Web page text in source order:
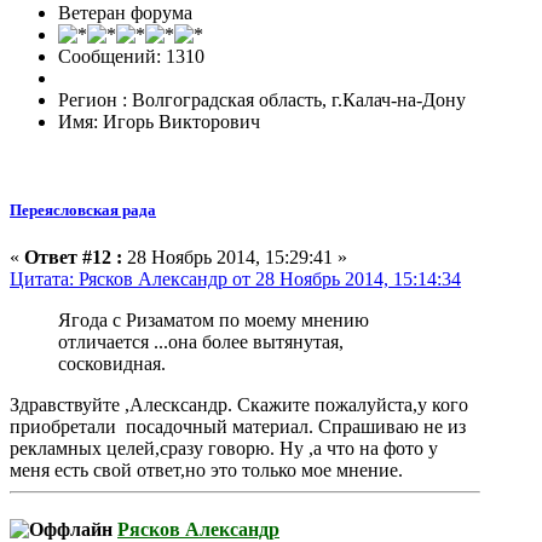
Ветеран форума
Сообщений: 1310
Регион : Волгоградская область, г.Калач-на-Дону
Имя: Игорь Викторович
Переясловская рада
« Ответ #12 : 28 Ноябрь 2014, 15:29:41 »
Цитата: Рясков Александр от 28 Ноябрь 2014, 15:14:34
Ягода с Ризаматом по моему мнению
отличается ...она более вытянутая,
сосковидная.
Здравствуйте ,Алесксандр. Скажите пожалуйста,у кого
приобретали посадочный материал. Спрашиваю не из
рекламных целей,сразу говорю. Ну ,а что на фото у
меня есть свой ответ,но это только мое мнение.
Рясков Александр